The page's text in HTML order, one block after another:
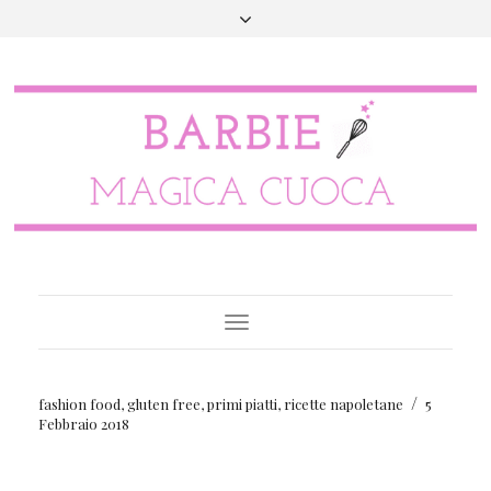
Toggle
Navigation
fashion food,gluten free,primi piatti, ricette napoletane / 5
Febbraio 2018